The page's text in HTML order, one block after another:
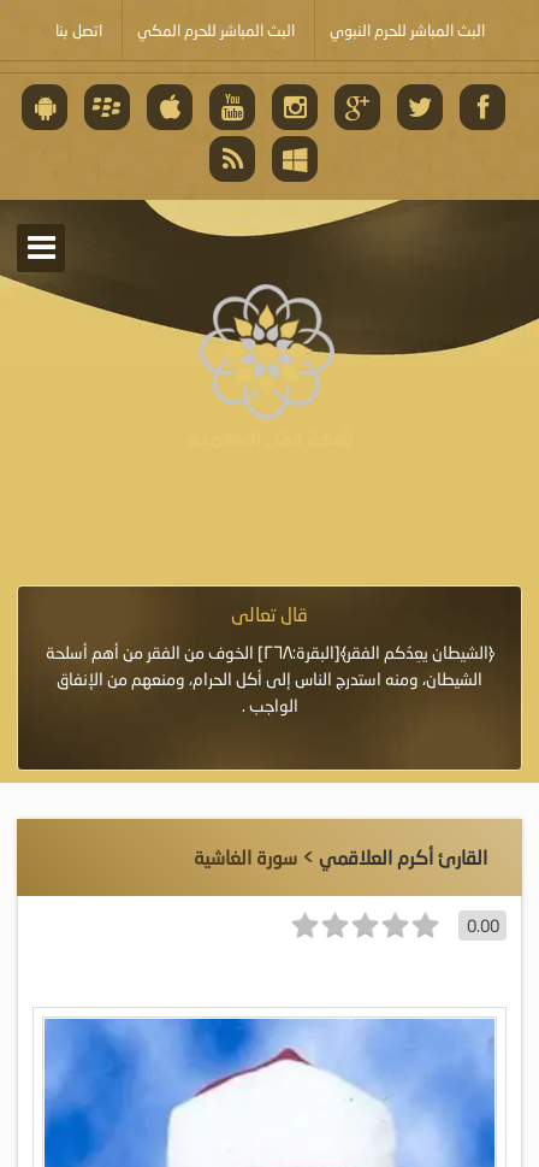
البث المباشر للحرم النبوي البث المباشر للحرم المكي اتصل بنا
قال تعالى
﴿الشيطان يعِدُكم الفقر﴾[البقرة:٢٦٨] الخوف من الفقر من أهم أسلحة
الشيطان، ومنه استدرج الناس إلى أكل الحرام، ومنعهم من الإنفاق
الواجب .
القارئ أكرم العلاقمي > سورة الغاشية
0.00